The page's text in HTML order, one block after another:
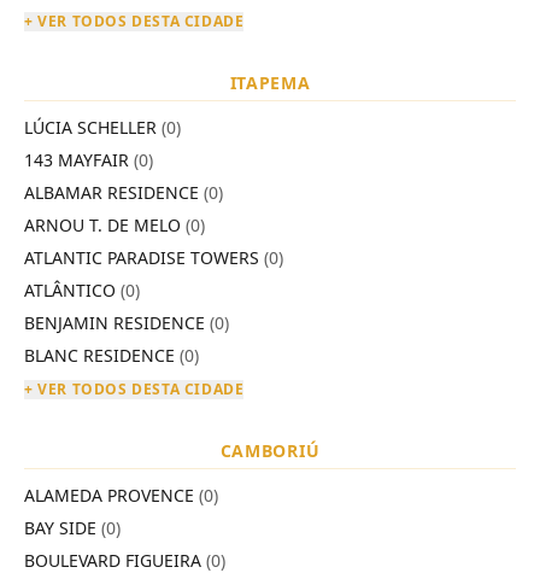
+ VER TODOS DESTA CIDADE
ITAPEMA
LÚCIA SCHELLER (0)
143 MAYFAIR (0)
ALBAMAR RESIDENCE (0)
ARNOU T. DE MELO (0)
ATLANTIC PARADISE TOWERS (0)
ATLÂNTICO (0)
BENJAMIN RESIDENCE (0)
BLANC RESIDENCE (0)
+ VER TODOS DESTA CIDADE
CAMBORIÚ
ALAMEDA PROVENCE (0)
BAY SIDE (0)
BOULEVARD FIGUEIRA (0)